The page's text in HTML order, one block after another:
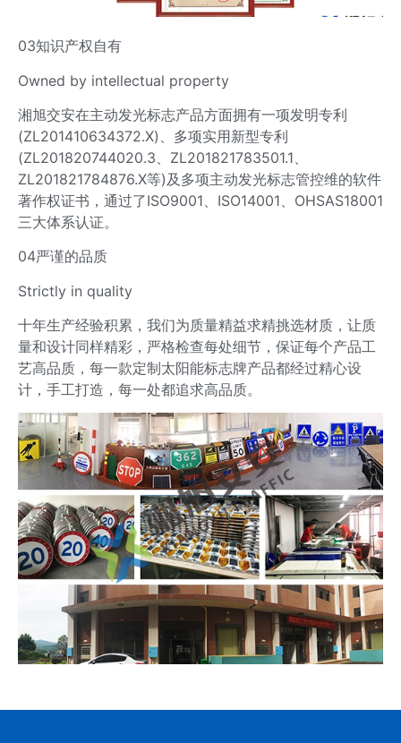
03知识产权自有
Owned by intellectual property
湘旭交安在主动发光标志产品方面拥有一项发明专利
(ZL201410634372.X)、多项实用新型专利
(ZL201820744020.3、ZL201821783501.1、
ZL201821784876.X等)及多项主动发光标志管控维的软件
著作权证书，通过了ISO9001、ISO14001、OHSAS18001
三大体系认证。
04严谨的品质
Strictly in quality
十年生产经验积累，我们为质量精益求精挑选材质，让质
量和设计同样精彩，严格检查每处细节，保证每个产品工
艺高品质，每一款定制太阳能标志牌产品都经过精心设
计，手工打造，每一处都追求高品质。